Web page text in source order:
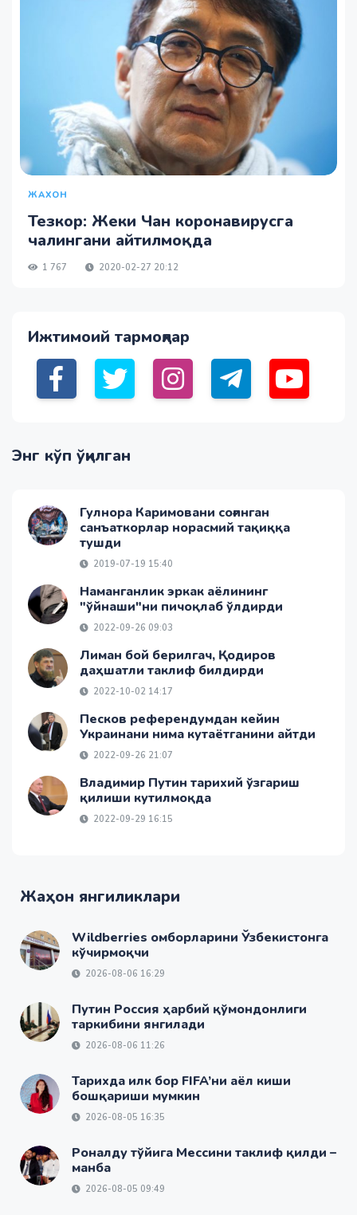
ЖАХОН
Тезкор: Жеки Чан коронавирусга
чалингани айтилмоқда
1 767 2020-02-27 20:12
Ижтимоий тармоқлар
Энг кўп ўқилган
Гулнора Каримовани соғинган
санъаткорлар норасмий тақиққа
тушди
2019-07-19 15:40
Наманганлик эркак аёлининг
"ўйнаши"ни пичоқлаб ўлдирди
2022-09-26 09:03
Лиман бой берилгач, Қодиров
даҳшатли таклиф билдирди
2022-10-02 14:17
Песков референдумдан кейин
Украинани нима кутаётганини айтди
2022-09-26 21:07
Владимир Путин тарихий ўзгариш
қилиши кутилмоқда
2022-09-29 16:15
Жаҳон янгиликлари
Wildberries омборларини Ўзбекистонга
кўчирмоқчи
2026-08-06 16:29
Путин Россия ҳарбий қўмондонлиги
таркибини янгилади
2026-08-06 11:26
Тарихда илк бор FIFA’ни аёл киши
бошқариши мумкин
2026-08-05 16:35
Роналду тўйига Мессини таклиф қилди –
манба
2026-08-05 09:49